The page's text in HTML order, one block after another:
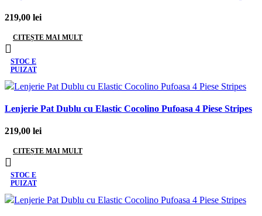
219,00 lei
CITEȘTE MAI MULT
STOC E
PUIZAT
Lenjerie Pat Dublu cu Elastic Cocolino Pufoasa 4 Piese Stripes
219,00 lei
CITEȘTE MAI MULT
STOC E
PUIZAT